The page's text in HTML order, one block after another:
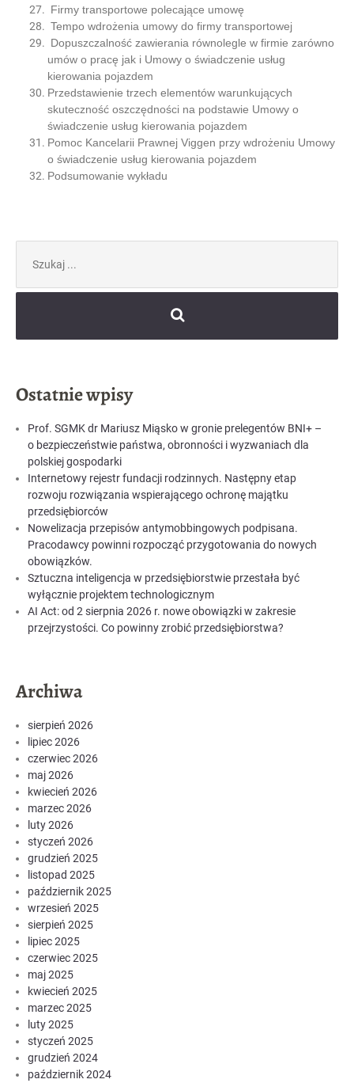
Firmy transportowe polecające umowę
Tempo wdrożenia umowy do firmy transportowej
Dopuszczalność zawierania równolegle w firmie zarówno
umów o pracę jak i Umowy o świadczenie usług
kierowania pojazdem
Przedstawienie trzech elementów warunkujących
skuteczność oszczędności na podstawie Umowy o
świadczenie usług kierowania pojazdem
Pomoc Kancelarii Prawnej Viggen przy wdrożeniu Umowy
o świadczenie usług kierowania pojazdem
Podsumowanie wykładu
Ostatnie wpisy
Prof. SGMK dr Mariusz Miąsko w gronie prelegentów BNI+ –
o bezpieczeństwie państwa, obronności i wyzwaniach dla
polskiej gospodarki
Internetowy rejestr fundacji rodzinnych. Następny etap
rozwoju rozwiązania wspierającego ochronę majątku
przedsiębiorców
Nowelizacja przepisów antymobbingowych podpisana.
Pracodawcy powinni rozpocząć przygotowania do nowych
obowiązków.
Sztuczna inteligencja w przedsiębiorstwie przestała być
wyłącznie projektem technologicznym
AI Act: od 2 sierpnia 2026 r. nowe obowiązki w zakresie
przejrzystości. Co powinny zrobić przedsiębiorstwa?
Archiwa
sierpień 2026
lipiec 2026
czerwiec 2026
maj 2026
kwiecień 2026
marzec 2026
luty 2026
styczeń 2026
grudzień 2025
listopad 2025
październik 2025
wrzesień 2025
sierpień 2025
lipiec 2025
czerwiec 2025
maj 2025
kwiecień 2025
marzec 2025
luty 2025
styczeń 2025
grudzień 2024
październik 2024